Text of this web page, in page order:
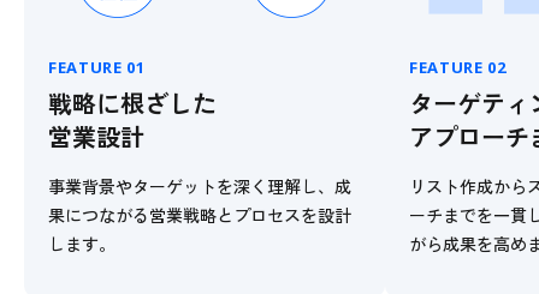
FEATURE 01
戦略に根ざした
営業設計
事業背景やターゲットを深く理解し、成
果につながる営業戦略とプロセスを設計
します。
FEATURE 02
ターゲテ
アプロー
リスト作成から
ーチまでを一貫
がら成果を高め